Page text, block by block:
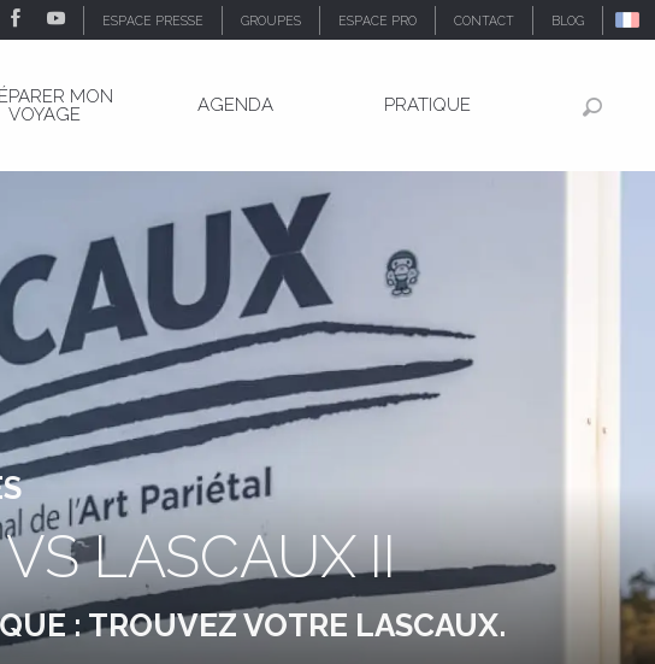
ESPACE PRESSE GROUPES ESPACE PRO CONTACT BLOG
MON
VOYAGE
AGENDA PRATIQUE
LASCAUX II
: TROUVEZ VOTRE LASCAUX.